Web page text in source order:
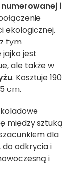
numerowanej i
ekologicznej.
tym
jajko jest
ale także w
. Kosztuje 190
cm.
między sztuką
dla
do odkrycia i
i